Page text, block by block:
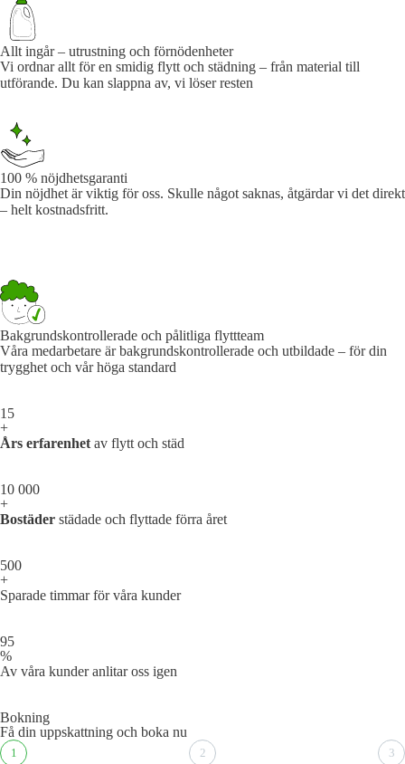
Allt ingår – utrustning och förnödenheter
Vi ordnar allt för en smidig flytt och städning – från material till
utförande. Du kan slappna av, vi löser resten
100 % nöjdhetsgaranti
Din nöjdhet är viktig för oss. Skulle något saknas, åtgärdar vi det direkt
– helt kostnadsfritt.
Bakgrundskontrollerade och pålitliga flyttteam
Våra medarbetare är bakgrundskontrollerade och utbildade – för din
trygghet och vår höga standard
15
+
Års erfarenhet av flytt och städ
10 000
+
Bostäder städade och flyttade förra året
500
+
Sparade timmar för våra kunder
95
%
Av våra kunder anlitar oss igen
Bokning
Få din uppskattning och boka nu
1 2 3